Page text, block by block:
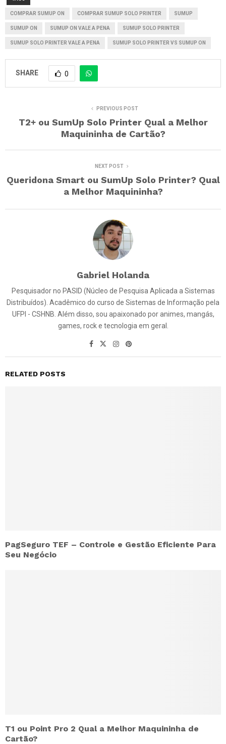
COMPRAR SUMUP ON COMPRAR SUMUP SOLO PRINTER SUMUP
SUMUP ON SUMUP ON VALE A PENA SUMUP SOLO PRINTER
SUMUP SOLO PRINTER VALE A PENA SUMUP SOLO PRINTER VS SUMUP ON
SHARE 0
PREVIOUS POST
T2+ ou SumUp Solo Printer Qual a Melhor
Maquininha de Cartão?
NEXT POST
Queridona Smart ou SumUp Solo Printer? Qual
a Melhor Maquininha?
Gabriel Holanda
Pesquisador no PASID (Núcleo de Pesquisa Aplicada a Sistemas
Distribuídos). Acadêmico do curso de Sistemas de Informação pela
UFPI - CSHNB. Além disso, sou apaixonado por animes, mangás,
games, rock e tecnologia em geral.
RELATED POSTS
PagSeguro TEF – Controle e Gestão Eficiente Para
Seu Negócio
T1 ou Point Pro 2 Qual a Melhor Maquininha de
Cartão?